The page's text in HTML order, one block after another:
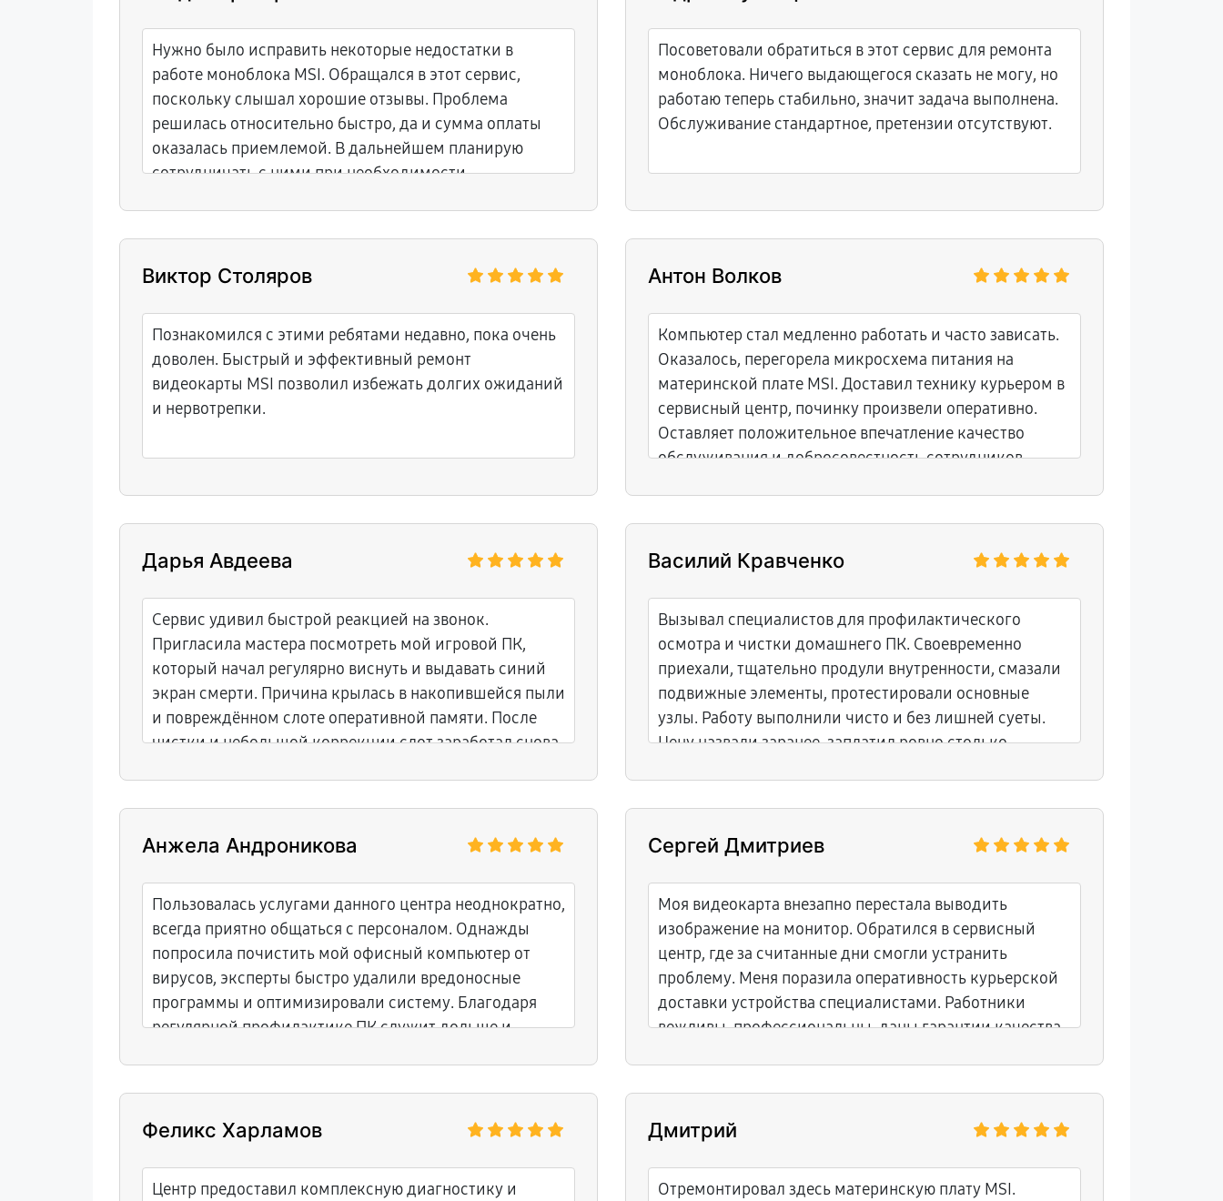
Нужно было исправить некоторые недостатки в
работе моноблока MSI. Обращался в этот сервис,
поскольку слышал хорошие отзывы. Проблема
решилась относительно быстро, да и сумма оплаты
оказалась приемлемой. В дальнейшем планирую
сотрудничать с ними при необходимости.
Посоветовали обратиться в этот сервис для ремонта
моноблока. Ничего выдающегося сказать не могу, но
работаю теперь стабильно, значит задача выполнена.
Обслуживание стандартное, претензии отсутствуют.
Виктор Столяров
Познакомился с этими ребятами недавно, пока очень
доволен. Быстрый и эффективный ремонт
видеокарты MSI позволил избежать долгих ожиданий
и нервотрепки.
Антон Волков
Компьютер стал медленно работать и часто зависать.
Оказалось, перегорела микросхема питания на
материнской плате MSI. Доставил технику курьером в
сервисный центр, починку произвели оперативно.
Оставляет положительное впечатление качество
обслуживания и добросовестность сотрудников.
Дарья Авдеева
Сервис удивил быстрой реакцией на звонок.
Пригласила мастера посмотреть мой игровой ПК,
который начал регулярно виснуть и выдавать синий
экран смерти. Причина крылась в накопившейся пыли
и повреждённом слоте оперативной памяти. После
чистки и небольшой коррекции слот заработал снова,
Василий Кравченко
Вызывал специалистов для профилактического
осмотра и чистки домашнего ПК. Своевременно
приехали, тщательно продули внутренности, смазали
подвижные элементы, протестировали основные
узлы. Работу выполнили чисто и без лишней суеты.
Цену назвали заранее, заплатил ровно столько,
Анжела Андроникова
Пользовалась услугами данного центра неоднократно,
всегда приятно общаться с персоналом. Однажды
попросила почистить мой офисный компьютер от
вирусов, эксперты быстро удалили вредоносные
программы и оптимизировали систему. Благодаря
регулярной профилактике ПК служит дольше и
Сергей Дмитриев
Моя видеокарта внезапно перестала выводить
изображение на монитор. Обратился в сервисный
центр, где за считанные дни смогли устранить
проблему. Меня поразила оперативность курьерской
доставки устройства специалистами. Работники
вежливы, профессиональны, даны гарантии качества
Феликс Харламов
Центр предоставил комплексную диагностику и
Дмитрий
Отремонтировал здесь материнскую плату MSI.